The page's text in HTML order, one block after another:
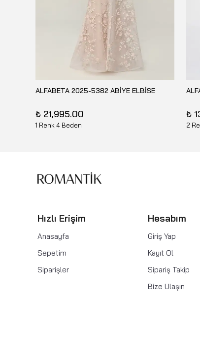
ALFABETA 2025-5382 ABİYE ELBİSE
₺ 21,995.00
1 Renk 4 Beden
₺
2
Hızlı Erişim
Anasayfa
Sepetim
Siparişler
Hesabım
Giriş Yap
Kayıt Ol
Sipariş Takip
Bize Ulaşın